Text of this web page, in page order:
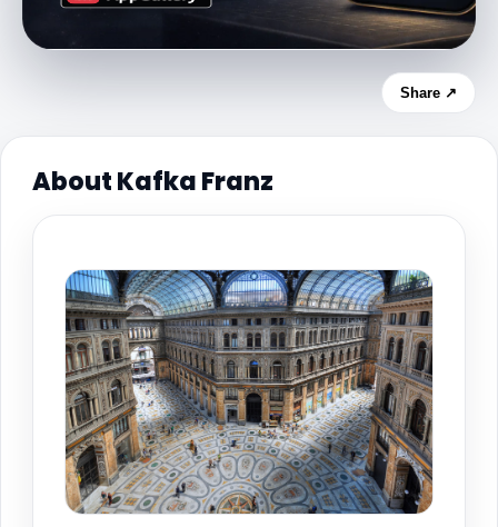
Share ↗
About Kafka Franz